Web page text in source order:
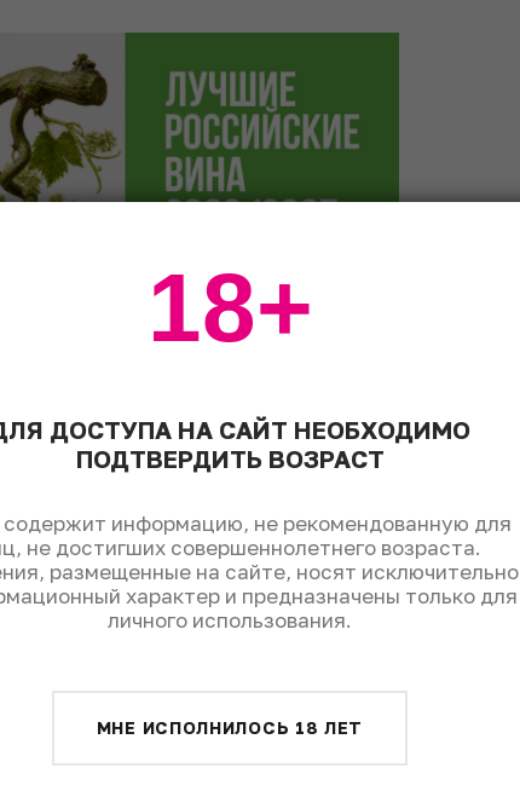
в 1919 году Южный Тироль был
Тиролей и отошел Италии –
так и остались склеенными в
ДОСТУПА НА САЙТ НЕОБХОДИМО
ПОДТВЕРДИТЬ ВОЗРАСТ
содержит информацию, не рекомендованную для
не достигших совершеннолетнего возраста.
размещенные на сайте, носят исключительно
характер и предназначены только для
личного использования.
МНЕ ИСПОЛНИЛОСЬ 18 ЛЕТ
18+